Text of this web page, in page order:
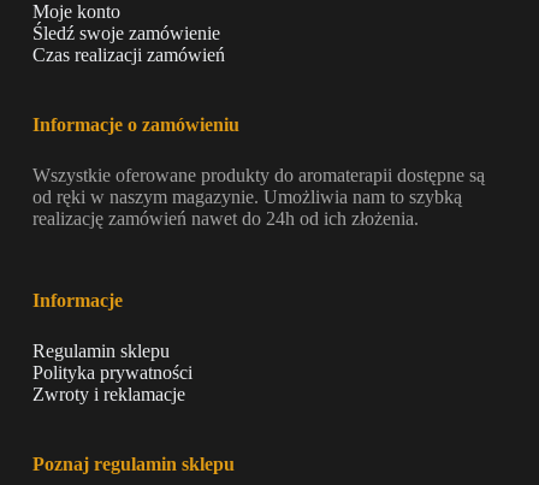
Moje konto
Śledź swoje zamówienie
Czas realizacji zamówień
Informacje o zamówieniu
Wszystkie oferowane produkty do aromaterapii dostępne są
od ręki w naszym magazynie. Umożliwia nam to szybką
realizację zamówień nawet do 24h od ich złożenia.
Informacje
Regulamin sklepu
Polityka prywatności
Zwroty i reklamacje
Poznaj regulamin sklepu